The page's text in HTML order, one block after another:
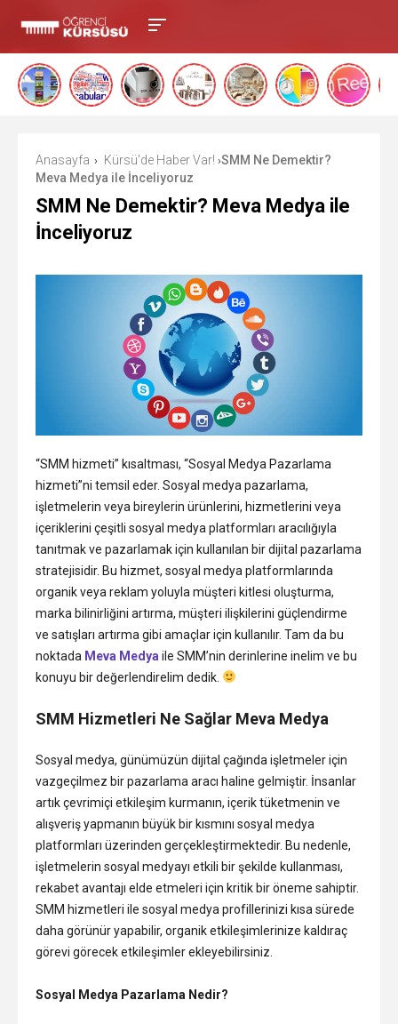
Anasayfa › Kürsü'de Haber Var! ›SMM Ne Demektir?
Meva Medya ile İnceliyoruz
SMM Ne Demektir? Meva Medya ile
İnceliyoruz
“SMM hizmeti” kısaltması, “Sosyal Medya Pazarlama
hizmeti”ni temsil eder. Sosyal medya pazarlama,
işletmelerin veya bireylerin ürünlerini, hizmetlerini veya
içeriklerini çeşitli sosyal medya platformları aracılığıyla
tanıtmak ve pazarlamak için kullanılan bir dijital pazarlama
stratejisidir. Bu hizmet, sosyal medya platformlarında
organik veya reklam yoluyla müşteri kitlesi oluşturma,
marka bilinirliğini artırma, müşteri ilişkilerini güçlendirme
ve satışları artırma gibi amaçlar için kullanılır. Tam da bu
noktada Meva Medya ile SMM’nin derinlerine inelim ve bu
konuyu bir değerlendirelim dedik.
Ankara
escort
Eryaman
escort
Çankaya
saatlik
escort
SMM Hizmetleri Ne Sağlar Meva Medya
Sosyal medya, günümüzün dijital çağında işletmeler için
vazgeçilmez bir pazarlama aracı haline gelmiştir. İnsanlar
artık çevrimiçi etkileşim kurmanın, içerik tüketmenin ve
alışveriş yapmanın büyük bir kısmını sosyal medya
platformları üzerinden gerçekleştirmektedir. Bu nedenle,
işletmelerin sosyal medyayı etkili bir şekilde kullanması,
rekabet avantajı elde etmeleri için kritik bir öneme sahiptir.
SMM hizmetleri ile sosyal medya profillerinizi kısa sürede
daha görünür yapabilir, organik etkileşimlerinize kaldıraç
görevi görecek etkileşimler ekleyebilirsiniz.
Sosyal Medya Pazarlama Nedir?